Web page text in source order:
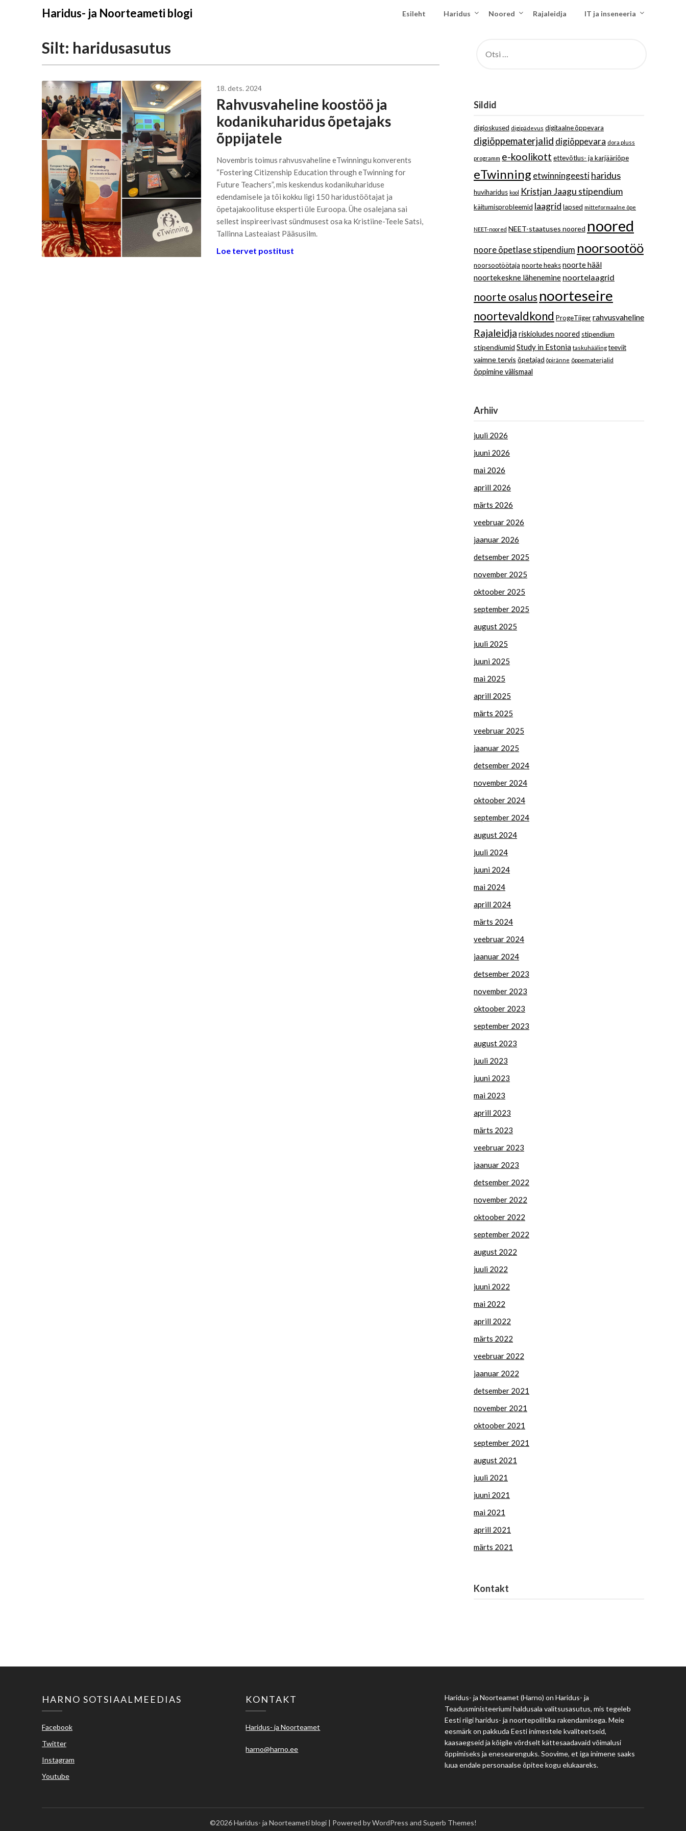
Haridus- ja Noorteameti blogi Esileht Haridus Noored Rajaleidja IT ja inseneeria
Silt: haridusasutus
18. dets. 2024
Rahvusvaheline koostöö ja
kodanikuharidus õpetajaks
õppijatele
Novembris toimus rahvusvaheline eTwinningu konverents
“Fostering Citizenship Education through eTwinning for
Future Teachers”, mis keskendus kodanikuhariduse
edendamisele ja tõi kokku ligi 150 haridustöötajat ja
õpetajakoolituse eksperti üle Euroopa. Ühe osalejana sai
sellest inspireerivast sündmusest osa ka Kristiine-Teele Satsi,
Tallinna Lasteaiast Pääsusilm.
Loe tervet postitust
Sildid
digioskused digipädevus digitaalne õppevara
digiõppematerjalid digiõppevara dora pluss
programm e-koolikott ettevõtlus- ja karjääriõpe
eTwinning etwinningeestiharidus
huviharidus kool Kristjan Jaagu stipendium
käitumisprobleemid laagrid lapsed mitteformaalne õpe
NEET-noored NEET-staatuses noored noored
noore õpetlase stipendium noorsootöö
noorsootöötaja noorte heaksnoorte hääl
noortekeskne lähenemine noortelaagrid
noorte osalus noorteseire
noortevaldkond ProgeTiigerrahvusvaheline
Rajaleidja riskioludes noored stipendium
stipendiumid Study in Estonia taskuhääling teeviit
vaimne tervis õpetajad õpiränne õppematerjalid
õppimine välismaal
Arhiiv
juuli 2026
juuni 2026
mai 2026
aprill 2026
märts 2026
veebruar 2026
jaanuar 2026
detsember 2025
november 2025
oktoober 2025
september 2025
august 2025
juuli 2025
juuni 2025
mai 2025
aprill 2025
märts 2025
veebruar 2025
jaanuar 2025
detsember 2024
november 2024
oktoober 2024
september 2024
august 2024
juuli 2024
juuni 2024
mai 2024
aprill 2024
märts 2024
veebruar 2024
jaanuar 2024
detsember 2023
november 2023
oktoober 2023
september 2023
august 2023
juuli 2023
juuni 2023
mai 2023
aprill 2023
märts 2023
veebruar 2023
jaanuar 2023
detsember 2022
november 2022
oktoober 2022
september 2022
august 2022
juuli 2022
juuni 2022
mai 2022
aprill 2022
märts 2022
veebruar 2022
jaanuar 2022
detsember 2021
november 2021
oktoober 2021
september 2021
august 2021
juuli 2021
juuni 2021
mai 2021
aprill 2021
märts 2021
Kontakt
HARNO SOTSIAALMEEDIAS
Facebook
Twitter
Instagram
Youtube
KONTAKT
Haridus- ja Noorteamet
harno@harno.ee
Haridus- ja Noorteamet (Harno) on Haridus- ja
Teadusministeeriumi haldusala valitsusasutus, mis tegeleb
Eesti riigi haridus- ja noortepoliitika rakendamisega. Meie
eesmärk on pakkuda Eesti inimestele kvaliteetseid,
kaasaegseid ja kõigile võrdselt kättesaadavaid võimalusi
õppimiseks ja enesearenguks. Soovime, et iga inimene saaks
luua endale personaalse õpitee kogu elukaareks.
©2026 Haridus- ja Noorteameti blogi | Powered by WordPress and Superb Themes!